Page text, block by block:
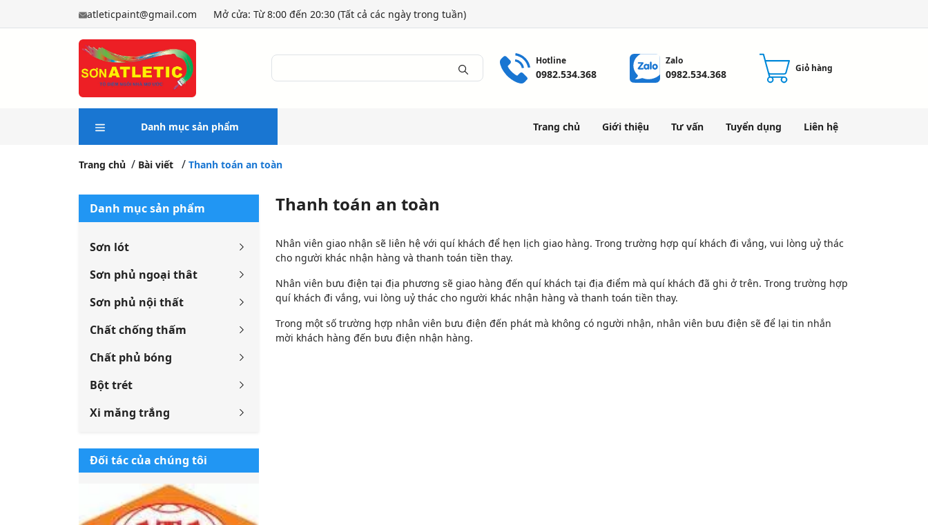
atleticpaint@gmail.com Mở cửa: Từ 8:00 đến 20:30 (Tất cả các ngày trong tuần)
Hotline
0982.534.368
Zalo
0982.534.368 Giỏ hàng
Danh mục sản phẩm Trang chủ Giới thiệu Tư vấn Tuyển dụng Liên hệ
Trang chủ Bài viết Thanh toán an toàn
Danh mục sản phẩm
Sơn lót
Sơn phủ ngoại thât
Sơn phủ nội thất
Chất chống thấm
Chất phủ bóng
Bột trét
Xi măng trắng
Đối tác của chúng tôi
Thanh toán an toàn
Nhân viên giao nhận sẽ liên hệ với quí khách để hẹn lịch giao hàng. Trong trường hợp quí khách đi vắng, vui lòng uỷ thác
cho người khác nhận hàng và thanh toán tiền thay.
Nhân viên bưu điện tại địa phương sẽ giao hàng đến quí khách tại địa điểm mà quí khách đã ghi ở trên. Trong trường hợp
quí khách đi vắng, vui lòng uỷ thác cho người khác nhận hàng và thanh toán tiền thay.
Trong một số trường hợp nhân viên bưu điện đến phát mà không có người nhận, nhân viên bưu điện sẽ để lại tin nhắn
mời khách hàng đến bưu điện nhận hàng.